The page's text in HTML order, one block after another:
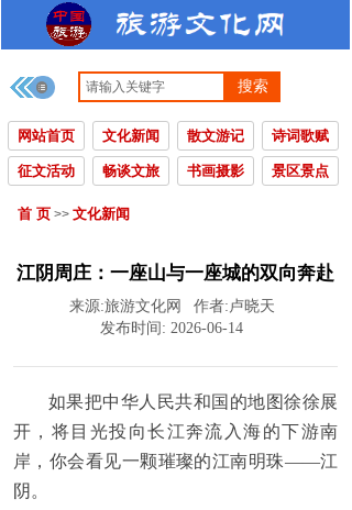
搜索
网站首页 文化新闻 散文游记 诗词歌赋
征文活动 畅谈文旅 书画摄影 景区景点
首 页 >> 文化新闻
江阴周庄：一座山与一座城的双向奔赴
来源:旅游文化网 作者: 卢晓天
发布时间: 2026-06-14
如果把中华人民共和国的地图徐徐展
开，将目光投向长江奔流入海的下游南
岸，你会看见一颗璀璨的江南明珠——江
阴。